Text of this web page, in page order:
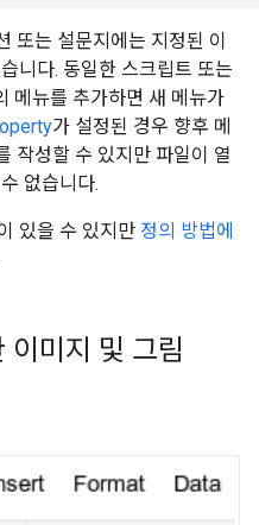
또는 설문지에는 지정된 이
니다. 동일한 스크립트 또는
메뉴를 추가하면 새 메뉴가
가 설정된 경우 향후 메
작성할 수 있지만 파일이 열
없습니다.
있을 수 있지만 정의 방법에
미지 및 그림